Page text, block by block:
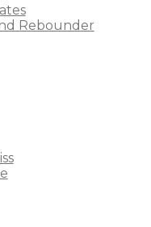
Rebounder